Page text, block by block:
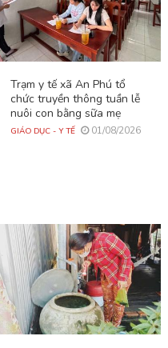
Trạm y tế xã An Phú tổ
chức truyền thông tuần lễ
nuôi con bằng sữa mẹ
GIÁO DỤC - Y TẾ 01/08/2026